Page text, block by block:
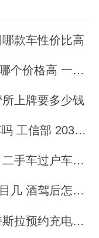
款车性价比高
2023-04-15
选三元还是磷酸铁锂
2023-04-09
上牌要多少钱
2023-10-31
国全面取消燃油车吗
2023-04-08
过户车牌要换吗
2023-10-29
怎么拿回驾驶证
2023-10-30
约充电怎么设置